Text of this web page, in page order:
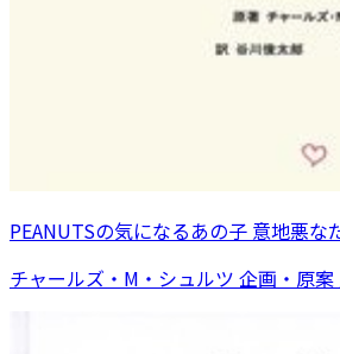
PEANUTSの気になるあの子 意地悪な
チャールズ・M・シュルツ 企画・原